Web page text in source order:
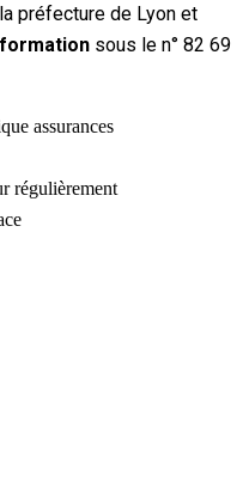
préfecture de Lyon et
sous le n° 82 69
assurances
régulièrement